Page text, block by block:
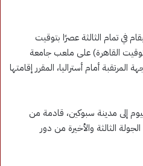
في تمام الثالثة عصرًا بتوقيت
القاهرة) على ملعب جامعة
المرتقبة أمام أستراليا، المقرر إقامتها
إلى مدينة سبوكين، قادمة من
الثالثة والأخيرة من دور